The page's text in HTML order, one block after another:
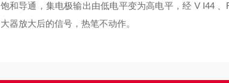
饱和导通，集电极输出由低电平变为高电平，经 V I44
大器放大后的信号，热笔不动作。